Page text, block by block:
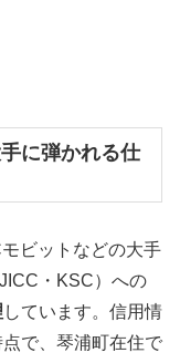
に弾かれる仕
ビットなどの大手
・KSC）への
しています。信用情
で、琴浦町在住で